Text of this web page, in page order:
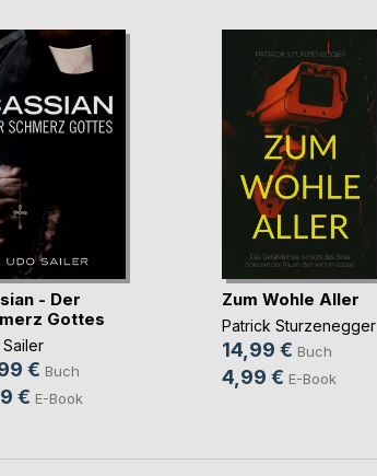
- Der
Gottes
€ Buch
€ E-Book
Zum Wohle Aller
Patrick Sturzenegger
14,99 € Buch
4,99 € E-Book